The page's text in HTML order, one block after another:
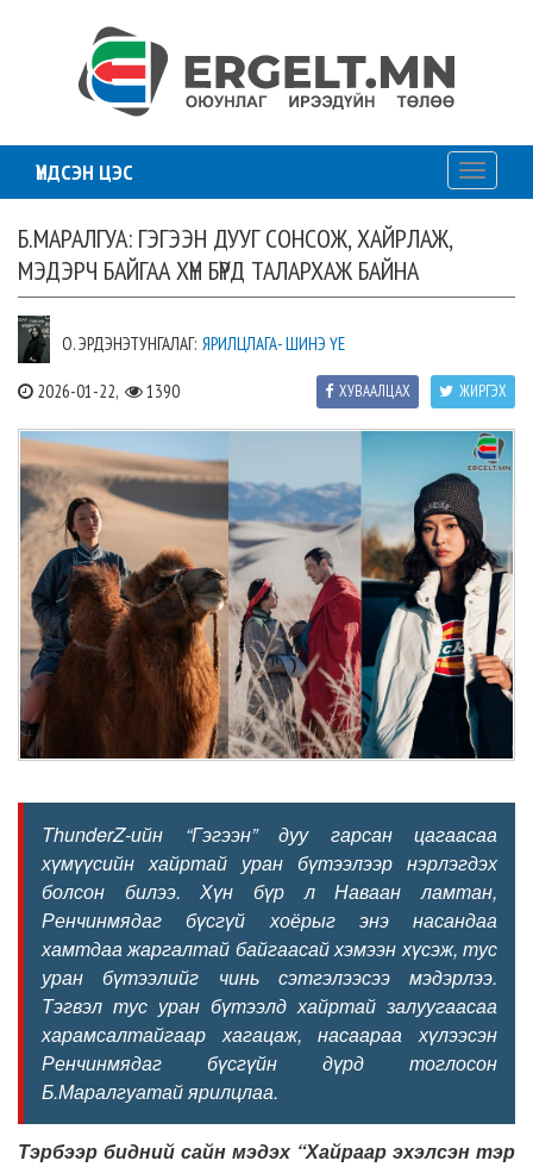
ҮНДСЭН ЦЭС
Toggle
Б.МАРАЛГУА: ГЭГЭЭН ДУУГ СОНСОЖ, ХАЙРЛАЖ,
МЭДЭРЧ БАЙГАА ХҮН БҮРД ТАЛАРХАЖ БАЙНА
О. ЭРДЭНЭТУНГАЛАГ: ЯРИЛЦЛАГА- ШИНЭ ҮЕ
2026-01-22, 1390 ЖИРГЭХ
ХУВААЛЦАХ
ThunderZ-ийн “Гэгээн” дуу гарсан цагаасаа
хүмүүсийн хайртай уран бүтээлээр нэрлэгдэх
болсон билээ. Хүн бүр л Наваан ламтан,
Ренчинмядаг бүсгүй хоёрыг энэ насандаа
хамтдаа жаргалтай байгаасай хэмээн хүсэж, тус
уран бүтээлийг чинь сэтгэлээсээ мэдэрлээ.
Тэгвэл тус уран бүтээлд хайртай залуугаасаа
харамсалтайгаар хагацаж, насаараа хүлээсэн
Ренчинмядаг бүсгүйн дүрд тоглосон
Б.Маралгуатай ярилцлаа.
Тэрбээр бидний сайн мэдэх “Хайраар эхэлсэн тэр